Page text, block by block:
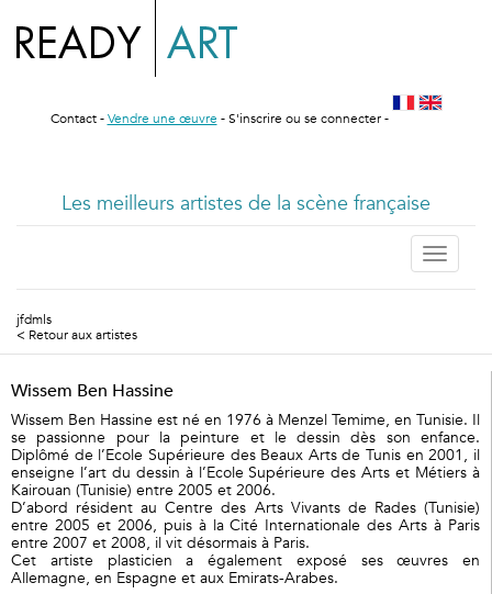
Contact- Vendre une œuvre - S'inscrire ou se connecter-
Les meilleurs artistes de la scène française
Toggle
jfdmls
< Retour aux artistes
Wissem Ben Hassine
Wissem Ben Hassine est né en 1976 à Menzel Temime, en Tunisie. Il
se passionne pour la peinture et le dessin dès son enfance.
Diplômé de l’Ecole Supérieure des Beaux Arts de Tunis en 2001, il
enseigne l’art du dessin à l’Ecole Supérieure des Arts et Métiers à
Kairouan (Tunisie) entre 2005 et 2006.
D’abord résident au Centre des Arts Vivants de Rades (Tunisie)
entre 2005 et 2006, puis à la Cité Internationale des Arts à Paris
entre 2007 et 2008, il vit désormais à Paris.
Cet artiste plasticien a également exposé ses œuvres en
Allemagne, en Espagne et aux Emirats-Arabes.